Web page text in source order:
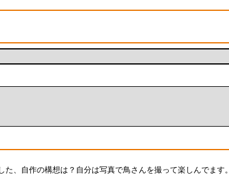
、自作の構想は？自分は写真で鳥さんを撮って楽しんでます。